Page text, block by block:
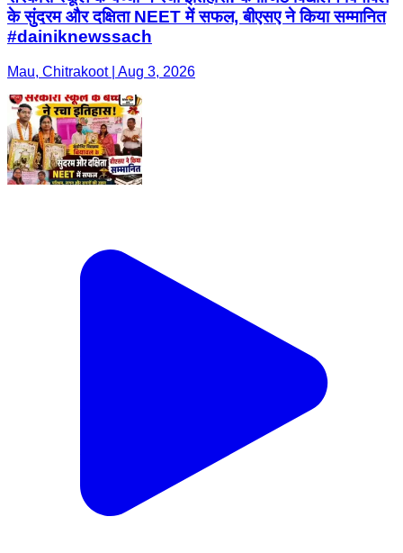
के सुंदरम और दक्षिता NEET में सफल, बीएसए ने किया सम्मानित
‍#dainiknewssach
Mau, Chitrakoot | Aug 3, 2026